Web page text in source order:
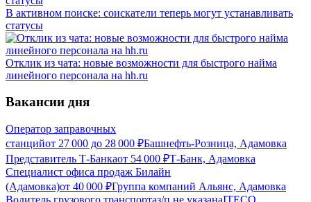
В активном поиске: соискатели теперь могут устанавливать
статусы
Отклик из чата: новые возможности для быстрого найма
линейного персонала на hh.ru
Вакансии дня
Оператор заправочных
станцийот 27 000 до 28 000 ₽Башнефть-Розница, Адамовка
Представитель Т-Банкаот 54 000 ₽Т-Банк, Адамовка
Специалист офиса продаж Билайн
(Адамовка)от 40 000 ₽Группа компаний Альянс, Адамовка